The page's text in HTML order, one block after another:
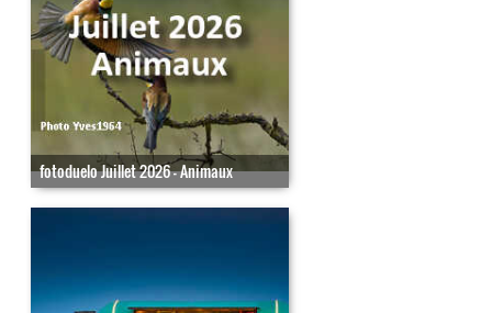
fotoduelo Juillet 2026 - Animaux